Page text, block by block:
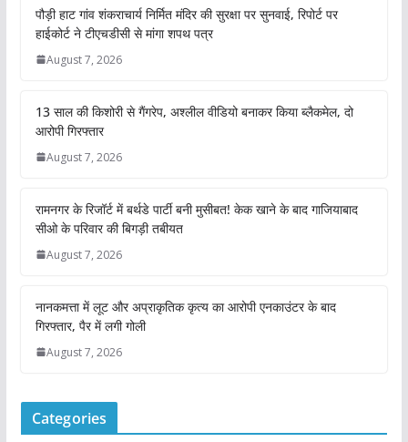
पौड़ी हाट गांव शंकराचार्य निर्मित मंदिर की सुरक्षा पर सुनवाई, रिपोर्ट पर
हाईकोर्ट ने टीएचडीसी से मांगा शपथ पत्र
August 7, 2026
13 साल की किशोरी से गैंगरेप, अश्लील वीडियो बनाकर किया ब्लैकमेल, दो
आरोपी गिरफ्तार
August 7, 2026
रामनगर के रिजॉर्ट में बर्थडे पार्टी बनी मुसीबत! केक खाने के बाद गाजियाबाद
सीओ के परिवार की बिगड़ी तबीयत
August 7, 2026
नानकमत्ता में लूट और अप्राकृतिक कृत्य का आरोपी एनकाउंटर के बाद
गिरफ्तार, पैर में लगी गोली
August 7, 2026
Categories